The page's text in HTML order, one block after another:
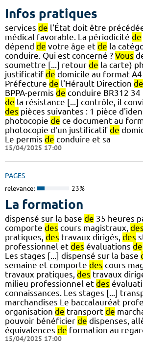
Infos pratiques
services de l'État doit être
médical favorable. La périodicité de
dépend de votre âge et de la
conduire. Qui est concerné ? Vous
soumettre [...] retour de la carte)
justificatif de domicile au format
Préfecture de l'Hérault Direction
BPPA-permis de conduire BR312 34
de la résistance [...] contrôle, il
des pièces suivantes : 1 pièce
photocopie de ce document au
photocopie d'un justificatif de
Le permis de conduire et sa
15/04/2025 17:00
PAGES
relevance: 23%
La formation
dispensé sur la base de 35 heures
comporte des cours magistraux, des
pratiques, des travaux dirigés, des
professionnel et des évaluations de
Les stages [...] dispensé sur la base
semaine et comporte des cours
travaux pratiques, des travaux
milieu professionnel et des
connaissances. Les stages [...]
marchandises Le baccalauréat
organisation de transport de
pouvoir bénéficier de dispenses,
équivalences de formation au
15/04/2025 17:00